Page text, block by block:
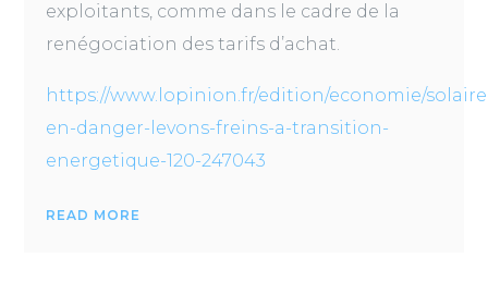
exploitants, comme dans le cadre de la
renégociation des tarifs d’achat.
https://www.lopinion.fr/edition/economie/
en-danger-levons-freins-a-transition-
energetique-120-247043
READ MORE